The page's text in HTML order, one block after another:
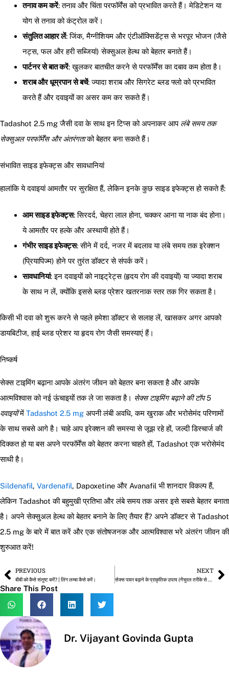
तनाव कम करें: तनाव और चिंता परफॉर्मेंस को प्रभावित करते हैं। मेडिटेशन या
योग से तनाव को कंट्रोल करें।
संतुलित आहार लें: जिंक, मैग्नीशियम और एंटीऑक्सिडेंट्स से भरपूर भोजन (जैसे
नट्स, फल और हरी सब्जियां) सेक्सुअल हेल्थ को बेहतर बनाते हैं।
पार्टनर से बात करें: खुलकर बातचीत करने से परफॉर्मेंस का दबाव कम होता है।
शराब और धूम्रपान से बचें: ज्यादा शराब और सिगरेट ब्लड फ्लो को प्रभावित
करते हैं और दवाइयों का असर कम कर सकते हैं।
Tadashot 2.5 mg जैसी दवा के साथ इन टिप्स को अपनाकर आप लंबे समय तक
सेक्सुअल परफॉर्मेंस और अंतरंगताको बेहतर बना सकते हैं।
संभावित साइड इफेक्ट्स और सावधानियां
हालांकि ये दवाइयां आमतौर पर सुरक्षित हैं, लेकिन इनके कुछ साइड इफेक्ट्स हो सकते हैं:
आम साइड इफेक्ट्स: सिरदर्द, चेहरा लाल होना, चक्कर आना या नाक बंद होना।
ये आमतौर पर हल्के और अस्थायी होते हैं।
गंभीर साइड इफेक्ट्स: सीने में दर्द, नजर में बदलाव या लंबे समय तक इरेक्शन
(प्रियापिज्म) होने पर तुरंत डॉक्टर से संपर्क करें।
सावधानियां: इन दवाइयों को नाइट्रेट्स (हृदय रोग की दवाइयों) या ज्यादा शराब
के साथ न लें, क्योंकि इससे ब्लड प्रेशर खतरनाक स्तर तक गिर सकता है।
किसी भी दवा को शुरू करने से पहले हमेशा डॉक्टर से सलाह लें, खासकर अगर आपको
डायबिटीज, हाई ब्लड प्रेशर या हृदय रोग जैसी समस्याएं हैं।
निष्कर्ष
सेक्स टाइमिंग बढ़ाना आपके अंतरंग जीवन को बेहतर बना सकता है और आपके
आत्मविश्वास को नई ऊंचाइयों तक ले जा सकता है। सेक्स टाइमिंग बढ़ाने की टॉप 5
दवाइयोंमें Tadashot 2.5 mg अपनी लंबी अवधि, कम खुराक और भरोसेमंद परिणामों
के साथ सबसे आगे है। चाहे आप इरेक्शन की समस्या से जूझ रहे हों, जल्दी डिस्चार्ज की
दिक्कत हो या बस अपने परफॉर्मेंस को बेहतर करना चाहते हों, Tadashot एक भरोसेमंद
साथी है।
Sildenafil, Vardenafil, Dapoxetine और Avanafil भी शानदार विकल्प हैं,
लेकिन Tadashot की बहुमुखी प्रतिभा और लंबे समय तक असर इसे सबसे बेहतर बनाता
है। अपने सेक्सुअल हेल्थ को बेहतर बनाने के लिए तैयार हैं? अपने डॉक्टर से Tadashot
2.5 mg के बारे में बात करें और एक संतोषजनक और आत्मविश्वास भरे अंतरंग जीवन की
शुरुआत करें!
PrevPREVIOUS
बीबी को कैसे संतुष्ट करें? | लिंग लम्बा कैसे करें।
NEXT
सेक्स पावर बढ़ाने के प्राकृतिक उपाय (नैचुरल तरीके से कैसे बढ़ाएं) – डॉ. विजयंत गोविंदा
Share This Post
Dr. Vijayant Govinda Gupta